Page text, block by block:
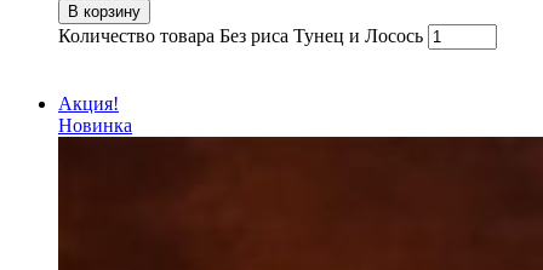
В корзину
Количество товара Без риса Тунец и Лосось
Акция!
Новинка